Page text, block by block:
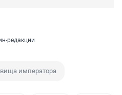
редакции
императора